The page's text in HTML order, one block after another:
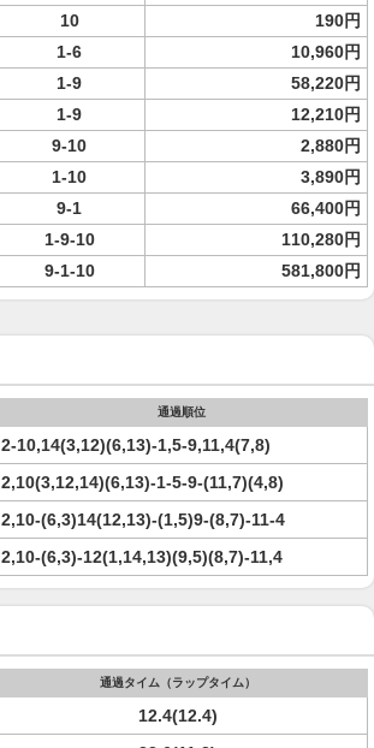
10
190円
1-6
10,960円
1-9 58,220円
1-9
12,210円
9-10
2,880円
1-10
3,890円
9-1
66,400円
1-9-10
110,280円
9-1-10 581,800円
通過順位
2-10,14(3,12)(6,13)-1,5-9,11,4(7,8)
2,10(3,12,14)(6,13)-1-5-9-(11,7)(4,8)
2,10-(6,3)14(12,13)-(1,5)9-(8,7)-11-4
2,10-(6,3)-12(1,14,13)(9,5)(8,7)-11,4
通過タイム（ラップタイム）
12.4(12.4)